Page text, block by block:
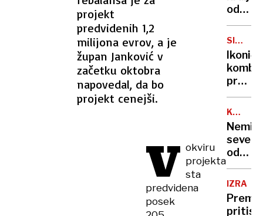
projekt
predvidenih 1,2
milijona evrov, a je
župan Janković v
začetku oktobra
napovedal, da bo
projekt cenejši.
V okviru
projekta
sta
predvidena
posek
njen
sin
zaradi
raka
SIMBOL
kombi
75.
rojstni
dan
Nemir
od
ZDA
IZRAEL